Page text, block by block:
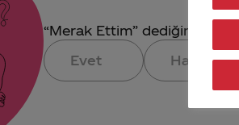
“Merak Ettim” dediğin
Evet
Hayır